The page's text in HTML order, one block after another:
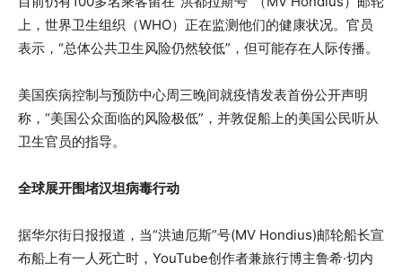
上，世界卫生组织（WHO）正在监测他们的健康状况。官员
表示，“总体公共卫生风险仍然较低”，但可能存在人际传播。
美国疾病控制与预防中心周三晚间就疫情发表首份公开声明
称，“美国公众面临的风险极低”，并敦促船上的美国公民听从
卫生官员的指导。
全球展开围堵汉坦病毒行动
据华尔街日报报道，当“洪迪厄斯”号(MV Hondius)邮轮船长宣
布船上有一人死亡时，YouTube创作者兼旅行博主鲁希·切内